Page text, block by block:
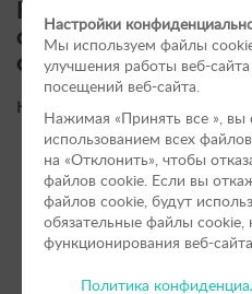
Какие патологии
системы наиболее
среди домашних
К таким относятся:
Почечная
Мочекаменная болезнь.
Цистит.
Нефрит.
Пиелонефрит.
Гломерулонефрит.
Настройки
Мы используем файлы
улучшения работы веб-
посещений веб-сайта.
Нажимая «Принять вce », вы
использованием всех
на «Отклонить», чтобы
файлов сookie. Если вы
файлов cookie, будут
обязательные файлы
функционирования веб-
Политика